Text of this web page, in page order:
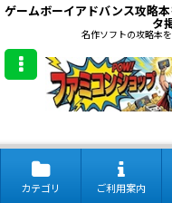
ゲームボーイアドバンス攻略
タ
名作ソフトの攻略本
カテゴリ ご利用案内